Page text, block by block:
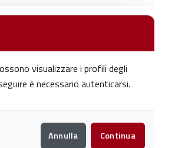
visualizzare i profili degli
è necessario autenticarsi.
Annulla Continua